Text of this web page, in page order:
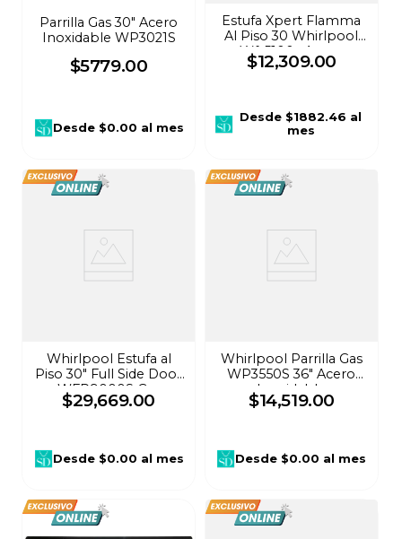
Parrilla Gas 30" Acero
Inoxidable WP3021S
$5779.00
Desde$0.00 al mes
Estufa Xpert Flamma
Al Piso 30 Whirlpool
Wfr5100s Acero
inoxidable,Gas
$12,309.00
Desde $1882.46 al
mes
Whirlpool Estufa al
Piso 30" Full Side Door
WFR9000S Gas
envasado Acero
$29,669.00
Desde$0.00 al mes
Whirlpool Parrilla Gas
WP3550S 36" Acero
Inoxidable
$14,519.00
Desde $0.00 al mes